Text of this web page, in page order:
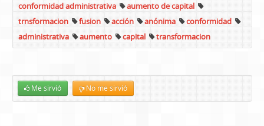
conformidad administrativa
aumento de capital
trnsformacion
fusion acción anónima
conformidad
administrativa
aumento capital transformacion
Me sirvió No me sirvió